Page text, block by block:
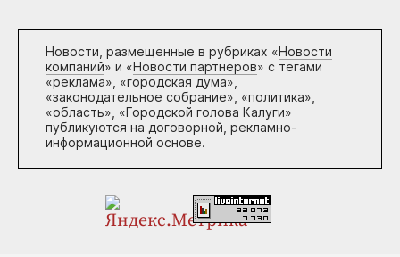
Новости, размещенные в рубриках «Новости
компаний» и «Новости партнеров» с тегами
«реклама», «городская дума»,
«законодательное собрание», «политика»,
«область», «Городской голова Калуги»
публикуются на договорной, рекламно-
информационной основе.